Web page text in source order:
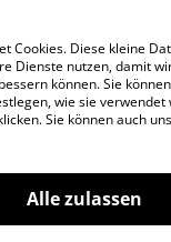
Sie uns
SumUp
Day
Cookies. Diese kleine
Dienste nutzen, damit
können. Sie
wie sie verwendet
Sie können auch
Alle zulassen